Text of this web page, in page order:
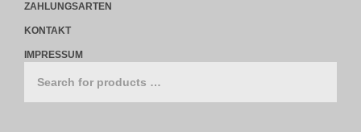
ZAHLUNGSARTEN
KONTAKT
IMPRESSUM